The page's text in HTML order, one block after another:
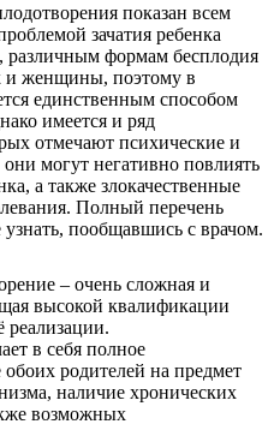
показан всем
зачатия ребенка
формам бесплодия
и женщины, поэтому в
единственным способом
имеется и ряд
отмечают психические и
они могут негативно повлиять
а также злокачественные
Полный перечень
пообщавшись с врачом.
– очень сложная и
высокой квалификации
реализации.
в себя полное
обоих родителей на предмет
наличие хронических
возможных